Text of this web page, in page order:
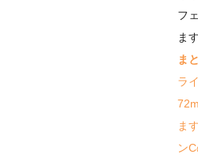
フ
ま
ま
ラ
ま
ン